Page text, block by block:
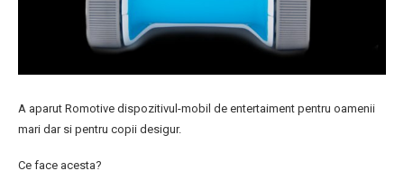
A aparut Romotive dispozitivul-mobil de entertaiment pentru oamenii
mari dar si pentru copii desigur.
Ce face acesta?